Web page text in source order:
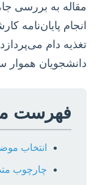
مقاله به بررسی
انجام پایان‌نامه
تغذیه دام
دانشجویان هموار
فهرست
انتخاب
چارچوب